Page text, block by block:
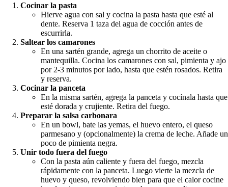
Cocinar la pasta
Hierve agua con sal y cocina la pasta hasta que esté al
dente. Reserva 1 taza del agua de cocción antes de
escurrirla.
Saltear los camarones
En una sartén grande, agrega un chorrito de aceite o
mantequilla. Cocina los camarones con sal, pimienta y ajo
por 2-3 minutos por lado, hasta que estén rosados. Retira
y reserva.
Cocinar la panceta
En la misma sartén, agrega la panceta y cocínala hasta que
esté dorada y crujiente. Retira del fuego.
Preparar la salsa carbonara
En un bowl, bate las yemas, el huevo entero, el queso
parmesano y (opcionalmente) la crema de leche. Añade un
poco de pimienta negra.
Unir todo fuera del fuego
Con la pasta aún caliente y fuera del fuego, mezcla
rápidamente con la panceta. Luego vierte la mezcla de
huevo y queso, revolviendo bien para que el calor cocine